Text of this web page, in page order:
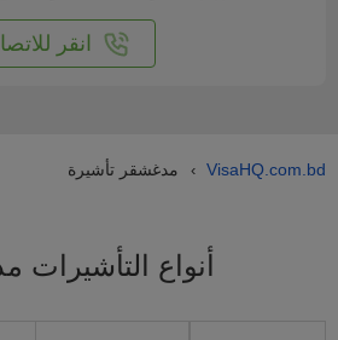
انقر
VisaHQ.com.bd
› مدغشقر تأشيرة
أنواع التأشيرات